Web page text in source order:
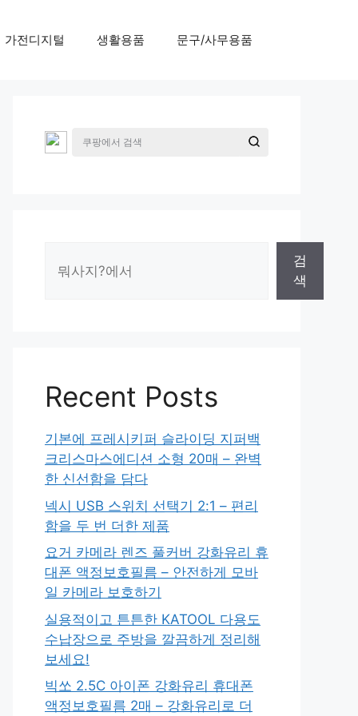
가전디지털 생활용품 문구/사무용품
검
색
Recent Posts
기본에 프레시키퍼 슬라이딩 지퍼백
크리스마스에디션 소형 20매 – 완벽
한 신선함을 담다
넥시 USB 스위치 선택기 2:1 – 편리
함을 두 번 더한 제품
요거 카메라 렌즈 풀커버 강화유리 휴
대폰 액정보호필름 – 안전하게 모바
일 카메라 보호하기
실용적이고 튼튼한 KATOOL 다용도
수납장으로 주방을 깔끔하게 정리해
보세요!
빅쏘 2.5C 아이폰 강화유리 휴대폰
액정보호필름 2매 – 강화유리로 더